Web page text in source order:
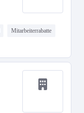
Mitarbeiterrabatte